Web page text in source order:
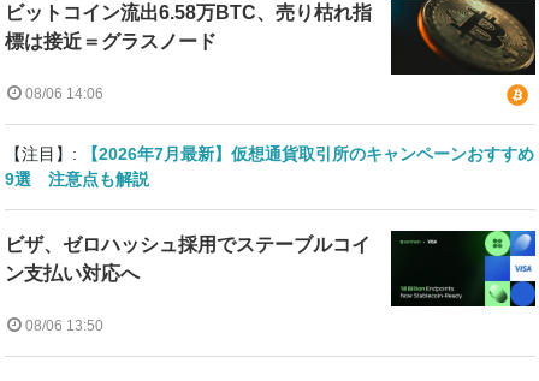
ビットコイン流出6.58万BTC、売り枯れ指
標は接近＝グラスノード
08/06 14:06
【注目】:
【2026年7月最新】仮想通貨取引所のキャンペーンおすすめ
9選 注意点も解説
ビザ、ゼロハッシュ採用でステーブルコイ
ン支払い対応へ
08/06 13:50